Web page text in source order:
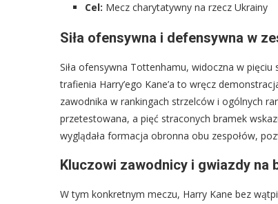
Cel: Mecz charytatywny na rzecz Ukrainy
Siła ofensywna i defensywna w
Siła ofensywna Tottenhamu, widoczna w
trafienia Harry’ego Kane’a to wręcz
zawodnika w rankingach strzelców i ogólnych
przetestowana, a pięć straconych bramek
wyglądała formacja obronna obu zespołów,
Kluczowi zawodnicy i gwiazdy na
W tym konkretnym meczu, Harry Kane bez